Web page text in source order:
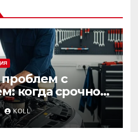
с
когда срочно
KOLL